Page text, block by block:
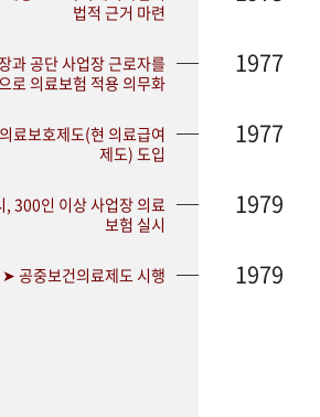
법적 근거 마련
과 공단 사업장 근로자를
로 의료보험 적용 의무화
1977
료보호제도(현 의료급여
제도) 도입
1977
300인 이상 사업장 의료
보험 실시
1979
➤ 공중보건의료제도 시행 1979